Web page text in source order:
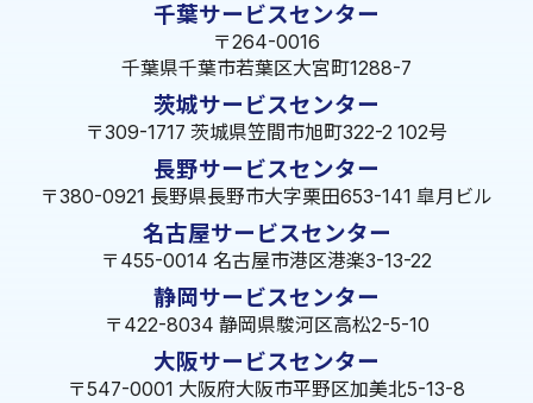
千葉サービスセンター
〒264-0016
千葉県千葉市若葉区大宮町1288-7
茨城サービスセンター
〒309-1717 茨城県笠間市旭町322-2 102号
長野サービスセンター
〒380-0921 長野県長野市大字栗田653-141 皐月ビル
名古屋サービスセンター
〒455-0014 名古屋市港区港楽3-13-22
静岡サービスセンター
〒422-8034 静岡県駿河区高松2-5-10
大阪サービスセンター
〒547-0001 大阪府大阪市平野区加美北5-13-8